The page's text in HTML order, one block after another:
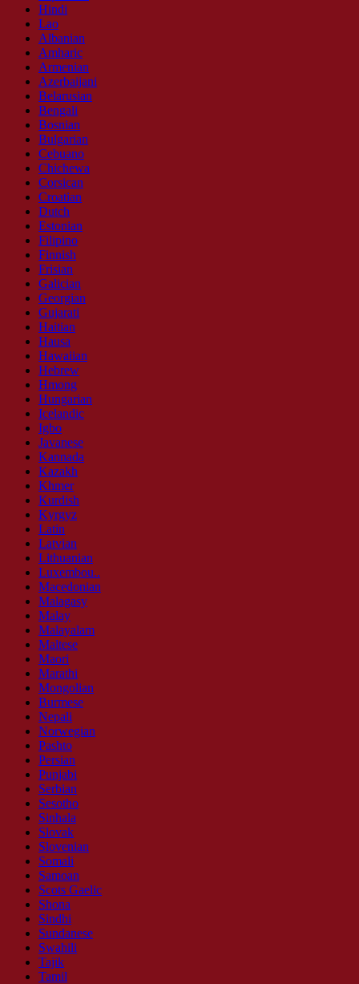
Hindi
Lao
Albanian
Amharic
Armenian
Azerbaijani
Belarusian
Bengali
Bosnian
Bulgarian
Cebuano
Chichewa
Corsican
Croatian
Dutch
Estonian
Filipino
Finnish
Frisian
Galician
Georgian
Gujarati
Haitian
Hausa
Hawaiian
Hebrew
Hmong
Hungarian
Icelandic
Igbo
Javanese
Kannada
Kazakh
Khmer
Kurdish
Kyrgyz
Latin
Latvian
Lithuanian
Luxembou..
Macedonian
Malagasy
Malay
Malayalam
Maltese
Maori
Marathi
Mongolian
Burmese
Nepali
Norwegian
Pashto
Persian
Punjabi
Serbian
Sesotho
Sinhala
Slovak
Slovenian
Somali
Samoan
Scots Gaelic
Shona
Sindhi
Sundanese
Swahili
Tajik
Tamil